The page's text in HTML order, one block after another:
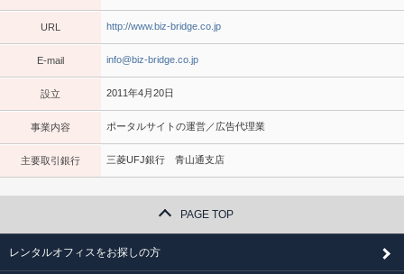
URL http://www.biz-bridge.co.jp
E-mail info@biz-bridge.co.jp
設立 2011年4月20日
事業内容 ポータルサイトの運営／広告代理業
主要取引銀行 三菱UFJ銀行 青山通支店
PAGE TOP
レンタルオフィスをお探しの方